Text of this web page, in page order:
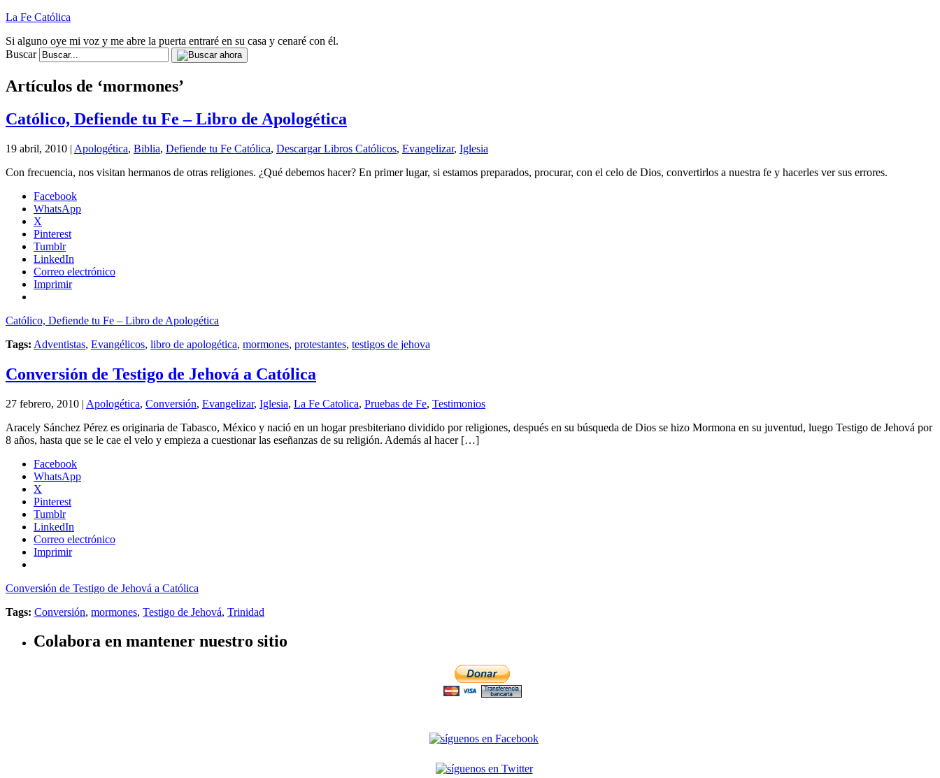
La Fe Católica
Si alguno oye mi voz y me abre la puerta entraré en su casa y cenaré con él.
Buscar
Artículos de ‘mormones’
Católico, Defiende tu Fe – Libro de Apologética
19 abril, 2010 | Apologética, Biblia, Defiende tu Fe Católica, Descargar Libros Católicos, Evangelizar, Iglesia
Con frecuencia, nos visitan hermanos de otras religiones. ¿Qué debemos hacer? En primer lugar, si estamos preparados, procurar, con el celo de Dios, convertirlos a nuestra fe y hacerles ver sus errores.
Facebook
WhatsApp
X
Pinterest
Tumblr
LinkedIn
Correo electrónico
Imprimir
Católico, Defiende tu Fe – Libro de Apologética
Tags: Adventistas, Evangélicos, libro de apologética, mormones, protestantes, testigos de jehova
Conversión de Testigo de Jehová a Católica
27 febrero, 2010 | Apologética, Conversión, Evangelizar, Iglesia, La Fe Catolica, Pruebas de Fe, Testimonios
Aracely Sánchez Pérez es originaria de Tabasco, México y nació en un hogar presbiteriano dividido por religiones, después en su búsqueda de Dios se hizo Mormona en su juventud, luego Testigo de Jehová por
8 años, hasta que se le cae el velo y empieza a cuestionar las eseñanzas de su religión. Además al hacer […]
Facebook
WhatsApp
X
Pinterest
Tumblr
LinkedIn
Correo electrónico
Imprimir
Conversión de Testigo de Jehová a Católica
Tags: Conversión, mormones, Testigo de Jehová, Trinidad
Colabora en mantener nuestro sitio